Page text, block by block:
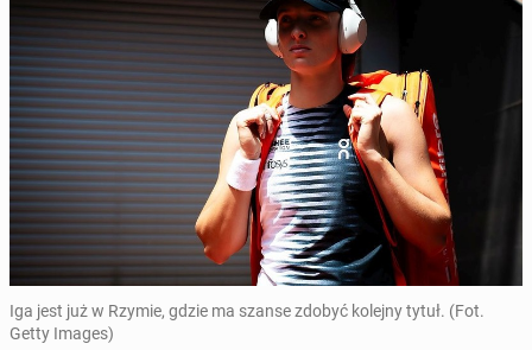
Iga jest już w Rzymie, gdzie ma szanse zdobyć kolejny tytuł. (Fot.
Getty Images)